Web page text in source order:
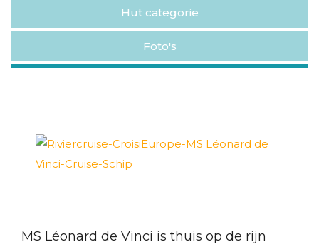
Hut categorie
Foto's
MS Léonard de Vinci is thuis op de rijn